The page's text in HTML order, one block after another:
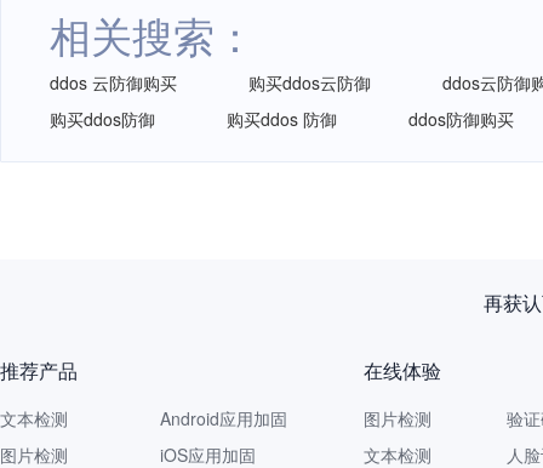
相关搜索：
ddos 云防御购买 购买ddos云防御
ddos云防御
购买ddos防御
购买ddos 防御 ddos防御购买
网易智企重磅发
推荐产品
文本检测
图片检测
Android应用加固
iOS应用加固
在线体验
图片检测
文本检测
验
人